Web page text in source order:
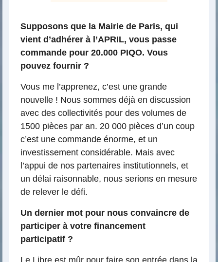
Supposons que la Mairie de Paris, qui
vient d’adhérer à l’APRIL, vous passe
commande pour 20.000 PIQO. Vous
pouvez fournir ?
Vous me l’apprenez, c’est une grande
nouvelle ! Nous sommes déjà en discussion
avec des collectivités pour des volumes de
1500 pièces par an. 20 000 pièces d’un coup
c’est une commande énorme, et un
investissement considérable. Mais avec
l’appui de nos partenaires institutionnels, et
un délai raisonnable, nous serions en mesure
de relever le défi.
Un dernier mot pour nous convaincre de
participer à votre financement
participatif ?
Le Libre est mûr pour faire son entrée dans la